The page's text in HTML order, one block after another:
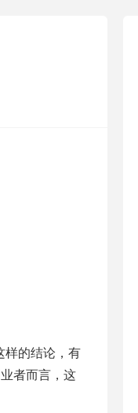
样的结论，有
者而言，这